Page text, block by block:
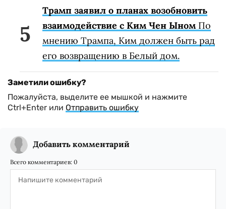
Трамп заявил о планах возобновить
взаимодействие с Ким Чен Ыном По
мнению Трампа, Ким должен быть рад
его возвращению в Белый дом.
Заметили ошибку?
Пожалуйста, выделите ее мышкой и нажмите
Ctrl+Enter или Отправить ошибку
Добавить комментарий
Всего комментариев: 0